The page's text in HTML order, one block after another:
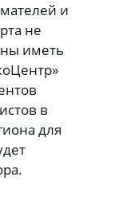
и
не
иметь
в
для